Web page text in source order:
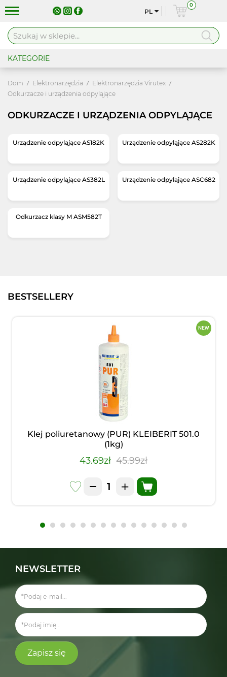
PL
0
KATEGORIE
Dom Elektronarzędzia
Elektronarzędzia Virutex
Odkurzacze i urządzenia odpyląjące
ODKURZACZE I URZĄDZENIA ODPYLĄJĄCE
Urządzenie odpyląjące AS182K Urządzenie odpyląjące AS282K
Urządzenie odpyląjące AS382L Urządzenie odpylające ASC682
Odkurzacz klasy M ASM582T
BESTSELLERY
Klej poliuretanowy (PUR) KLEIBERIT 501.0
(1kg)
43.69zł 45.99zł
NEWSLETTER
Zapisz się